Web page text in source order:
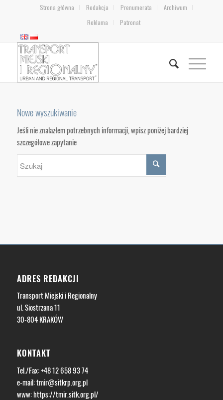
Strona główna Redakcja Prenumerata
Archiwum
Reklama
Patronat
Nowe wyszukiwanie
Jeśli nie znalazłem potrzebnych informacji, wpisz poniżej bardziej
szczegółowe zapytanie
ADRES REDAKCJI
Transport Miejski i Regionalny
ul. Siostrzana 11
30-804 KRAKÓW
KONTAKT
Tel./Fax: +48 12 658 93 74
e-mail:tmir@sitkrp.org.pl
www:https://tmir.sitk.org.pl/